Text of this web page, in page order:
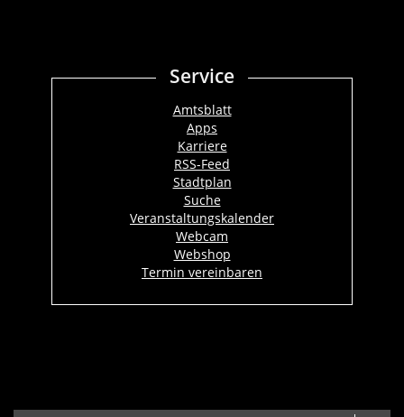
Service
Amtsblatt
Apps
Karriere
RSS-Feed
Stadtplan
Suche
Veranstaltungskalender
Webcam
Webshop
Termin vereinbaren